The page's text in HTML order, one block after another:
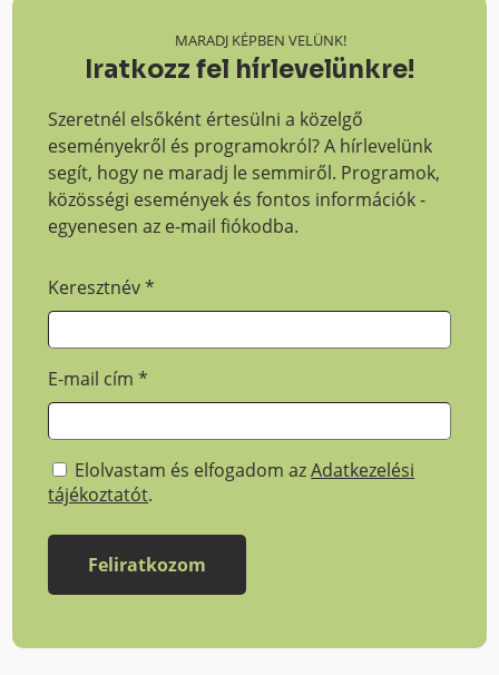
MARADJ KÉPBEN VELÜNK!
Iratkozz fel hírlevelünkre!
Szeretnél elsőként értesülni a közelgő
eseményekről és programokról? A hírlevelünk
segít, hogy ne maradj le semmiről. Programok,
közösségi események és fontos információk -
egyenesen az e-mail fiókodba.
Keresztnév*
E-mail cím*
Elolvastam és elfogadom azAdatkezelési
tájékoztatót.